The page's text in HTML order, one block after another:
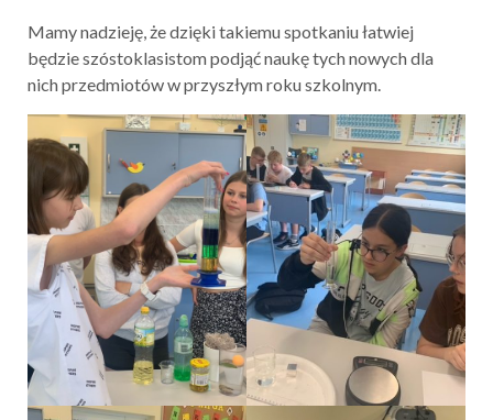
Mamy nadzieję, że dzięki takiemu spotkaniu łatwiej
będzie szóstoklasistom podjąć naukę tych nowych dla
nich przedmiotów w przyszłym roku szkolnym.